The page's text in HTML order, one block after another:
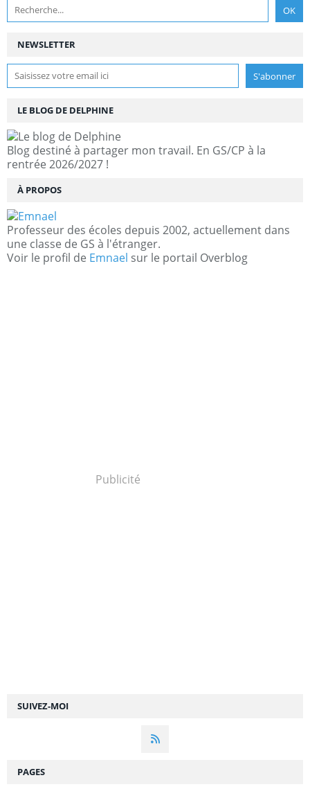
NEWSLETTER
SUIVEZ-MOI
LE BLOG DE DELPHINE
Blog destiné à partager mon travail. En GS/CP à la
rentrée 2026/2027 !
À PROPOS
Professeur des écoles depuis 2002, actuellement dans
une classe de GS à l'étranger.
Voir le profil de Emnael sur le portail Overblog
Publicité
PAGES